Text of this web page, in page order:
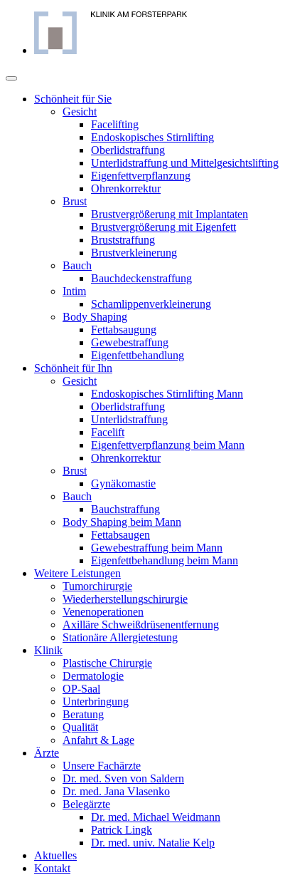
Schönheit für Sie
Gesicht
Facelifting
Endoskopisches Stirnlifting
Oberlidstraffung
Unterlidstraffung und Mittelgesichtslifting
Eigenfettverpflanzung
Ohrenkorrektur
Brust
Brustvergrößerung mit Implantaten
Brustvergrößerung mit Eigenfett
Bruststraffung
Brustverkleinerung
Bauch
Bauchdeckenstraffung
Intim
Schamlippenverkleinerung
Body Shaping
Fettabsaugung
Gewebestraffung
Eigenfettbehandlung
Schönheit für Ihn
Gesicht
Endoskopisches Stirnlifting Mann
Oberlidstraffung
Unterlidstraffung
Facelift
Eigenfettverpflanzung beim Mann
Ohrenkorrektur
Brust
Gynäkomastie
Bauch
Bauchstraffung
Body Shaping beim Mann
Fettabsaugen
Gewebestraffung beim Mann
Eigenfettbehandlung beim Mann
Weitere Leistungen
Tumorchirurgie
Wiederherstellungschirurgie
Venenoperationen
Axilläre Schweißdrüsenentfernung
Stationäre Allergietestung
Klinik
Plastische Chirurgie
Dermatologie
OP-Saal
Unterbringung
Beratung
Qualität
Anfahrt & Lage
Ärzte
Unsere Fachärzte
Dr. med. Sven von Saldern
Dr. med. Jana Vlasenko
Belegärzte
Dr. med. Michael Weidmann
Patrick Lingk
Dr. med. univ. Natalie Kelp
Aktuelles
Kontakt